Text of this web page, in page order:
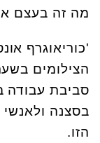
מה זה בעצם
'כוריאוגרף
הצילומים
סביבת עבודה
בסצנה
הזו.